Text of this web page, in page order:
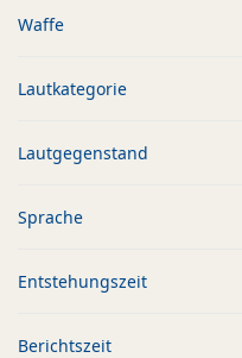
Waffe
Lautkategorie
Lautgegenstand
Sprache
Entstehungszeit
Berichtszeit